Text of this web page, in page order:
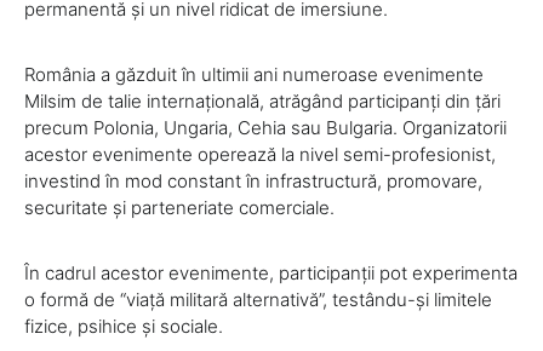
permanentă și un nivel ridicat de imersiune.
România a găzduit în ultimii ani numeroase evenimente
Milsim de talie internațională, atrăgând participanți din țări
precum Polonia, Ungaria, Cehia sau Bulgaria. Organizatorii
acestor evenimente operează la nivel semi-profesionist,
investind în mod constant în infrastructură, promovare,
securitate și parteneriate comerciale.
În cadrul acestor evenimente, participanții pot experimenta
o formă de “viață militară alternativă”, testându-și limitele
fizice, psihice și sociale.